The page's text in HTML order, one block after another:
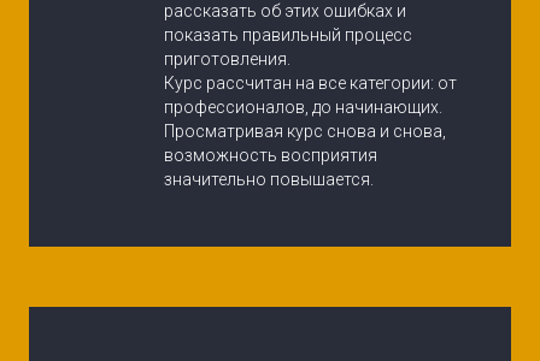
рассказать об этих ошибках и
показать правильный процесс
приготовления.
Курс рассчитан на все категории: от
профессионалов, до начинающих.
Просматривая курс снова и снова,
возможность восприятия
значительно повышается.